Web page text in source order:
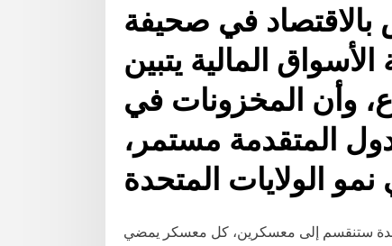
في صحيفة
المالية يتبين
وأن المخزونات في
المتقدمة مستمر،
الولايات المتحدة
ستنقسم إلى معسكرين، كل معسكر يمضي